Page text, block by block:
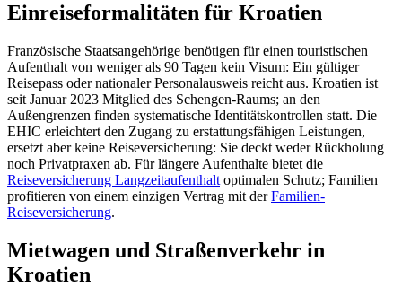
Einreiseformalitäten für Kroatien
Französische Staatsangehörige benötigen für einen touristischen
Aufenthalt von weniger als 90 Tagen kein Visum: Ein gültiger
Reisepass oder nationaler Personalausweis reicht aus. Kroatien ist
seit Januar 2023 Mitglied des Schengen-Raums; an den
Außengrenzen finden systematische Identitätskontrollen statt. Die
EHIC erleichtert den Zugang zu erstattungsfähigen Leistungen,
ersetzt aber keine Reiseversicherung: Sie deckt weder Rückholung
noch Privatpraxen ab. Für längere Aufenthalte bietet die
Reiseversicherung Langzeitaufenthalt optimalen Schutz; Familien
profitieren von einem einzigen Vertrag mit derFamilien-
Reiseversicherung.
Mietwagen und Straßenverkehr in
Kroatien